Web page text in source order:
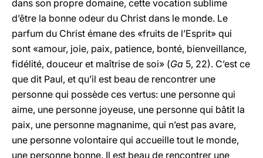
dans son propre domaine, cette vocation sublime
d’être la bonne odeur du Christ dans le monde. Le
parfum du Christ émane des «fruits de l’Esprit» qui
sont «amour, joie, paix, patience, bonté, bienveillance,
fidélité, douceur et maîtrise de soi» (Ga 5, 22). C’est ce
que dit Paul, et qu’il est beau de rencontrer une
personne qui possède ces vertus: une personne qui
aime, une personne joyeuse, une personne qui bâtit la
paix, une personne magnanime, qui n’est pas avare,
une personne volontaire qui accueille tout le monde,
une personne bonne. Il est beau de rencontrer une